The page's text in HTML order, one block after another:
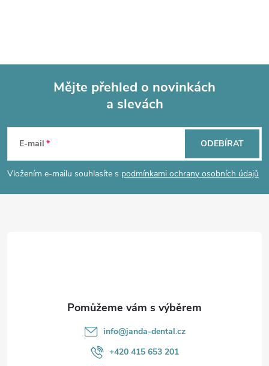
p
a
Mějte přehled o novinkách
a slevách
E-mail
Vložením e-mailu souhlasíte s podmínkami ochrany osobních údajů
ODEBÍRAT
info@janda-dental.cz
+420 415 653 201